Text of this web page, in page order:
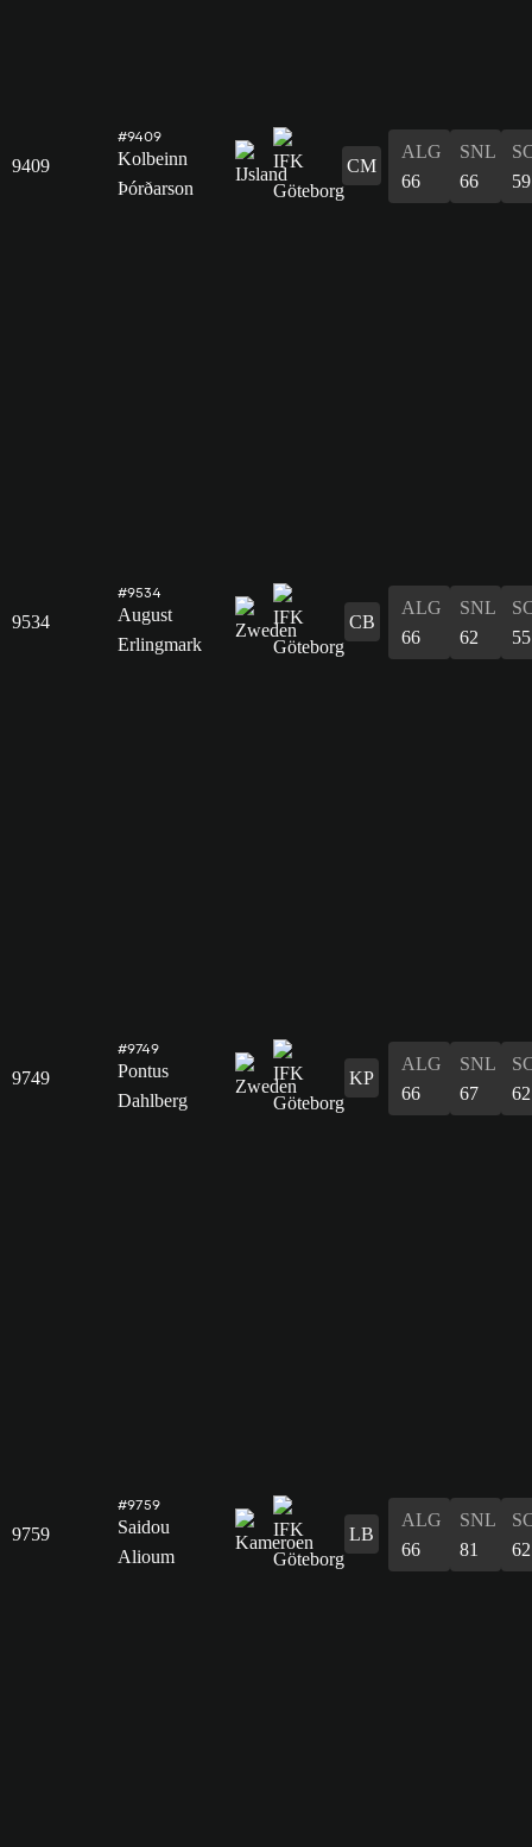
9409
#9409
Kolbeinn
Þórðarson
CM
ALG
66
SNL
66
59
9534
#9534
August
Erlingmark
CB
ALG
66
SNL
62
55
9749
#9749
Pontus
Dahlberg
KP
ALG
66
SNL
67
62
9759
#9759
Saidou
Alioum
LB
ALG
66
SNL
81
62